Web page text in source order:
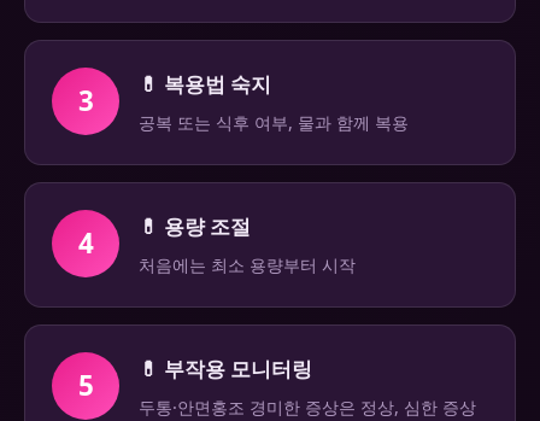
3 💊 복용법 숙지
공복 또는 식후 여부, 물과 함께 복용
4 💊 용량 조절
처음에는 최소 용량부터 시작
5 💊 부작용 모니터링
두통·안면홍조 경미한 증상은 정상, 심한 증상